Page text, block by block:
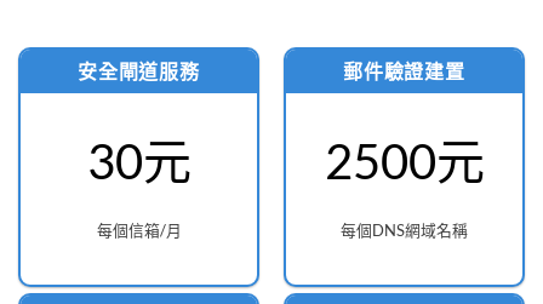
安全閘道服務
30元
每個信箱/月
郵件驗證建置
2500元
每個DNS網域名稱